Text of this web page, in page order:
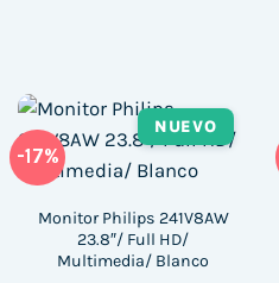
-17%
NUEVO
Monitor Philips 241V8AW
23.8″/ Full HD/
Multimedia/ Blanco